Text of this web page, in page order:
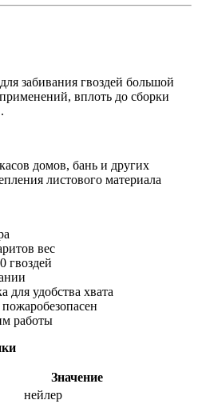
забивания гвоздей большой
вплоть до сборки
домов, бань и других
листового материала
вес
гвоздей
для удобства хвата
работы
Значение
нейлер